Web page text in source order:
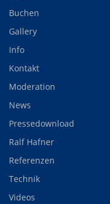
Buchen
Gallery
Info
Kontakt
Moderation
News
Pressedownload
Ralf Hafner
Referenzen
Technik
Videos